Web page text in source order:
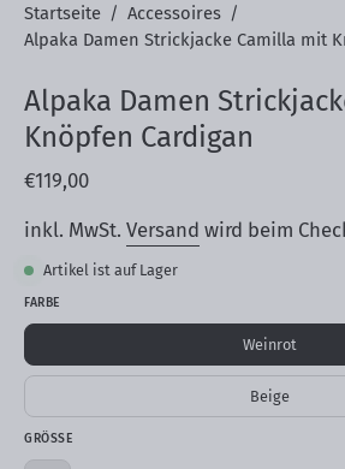
Startseite / Accessoires /
Alpaka Damen Strickjacke Camilla mit
Alpaka Damen
Knöpfen Cardigan
€119,00
inkl. MwSt. Versand wird beim
Artikel ist auf Lager
FARBE
Weinrot
Beige
GRÖSSE